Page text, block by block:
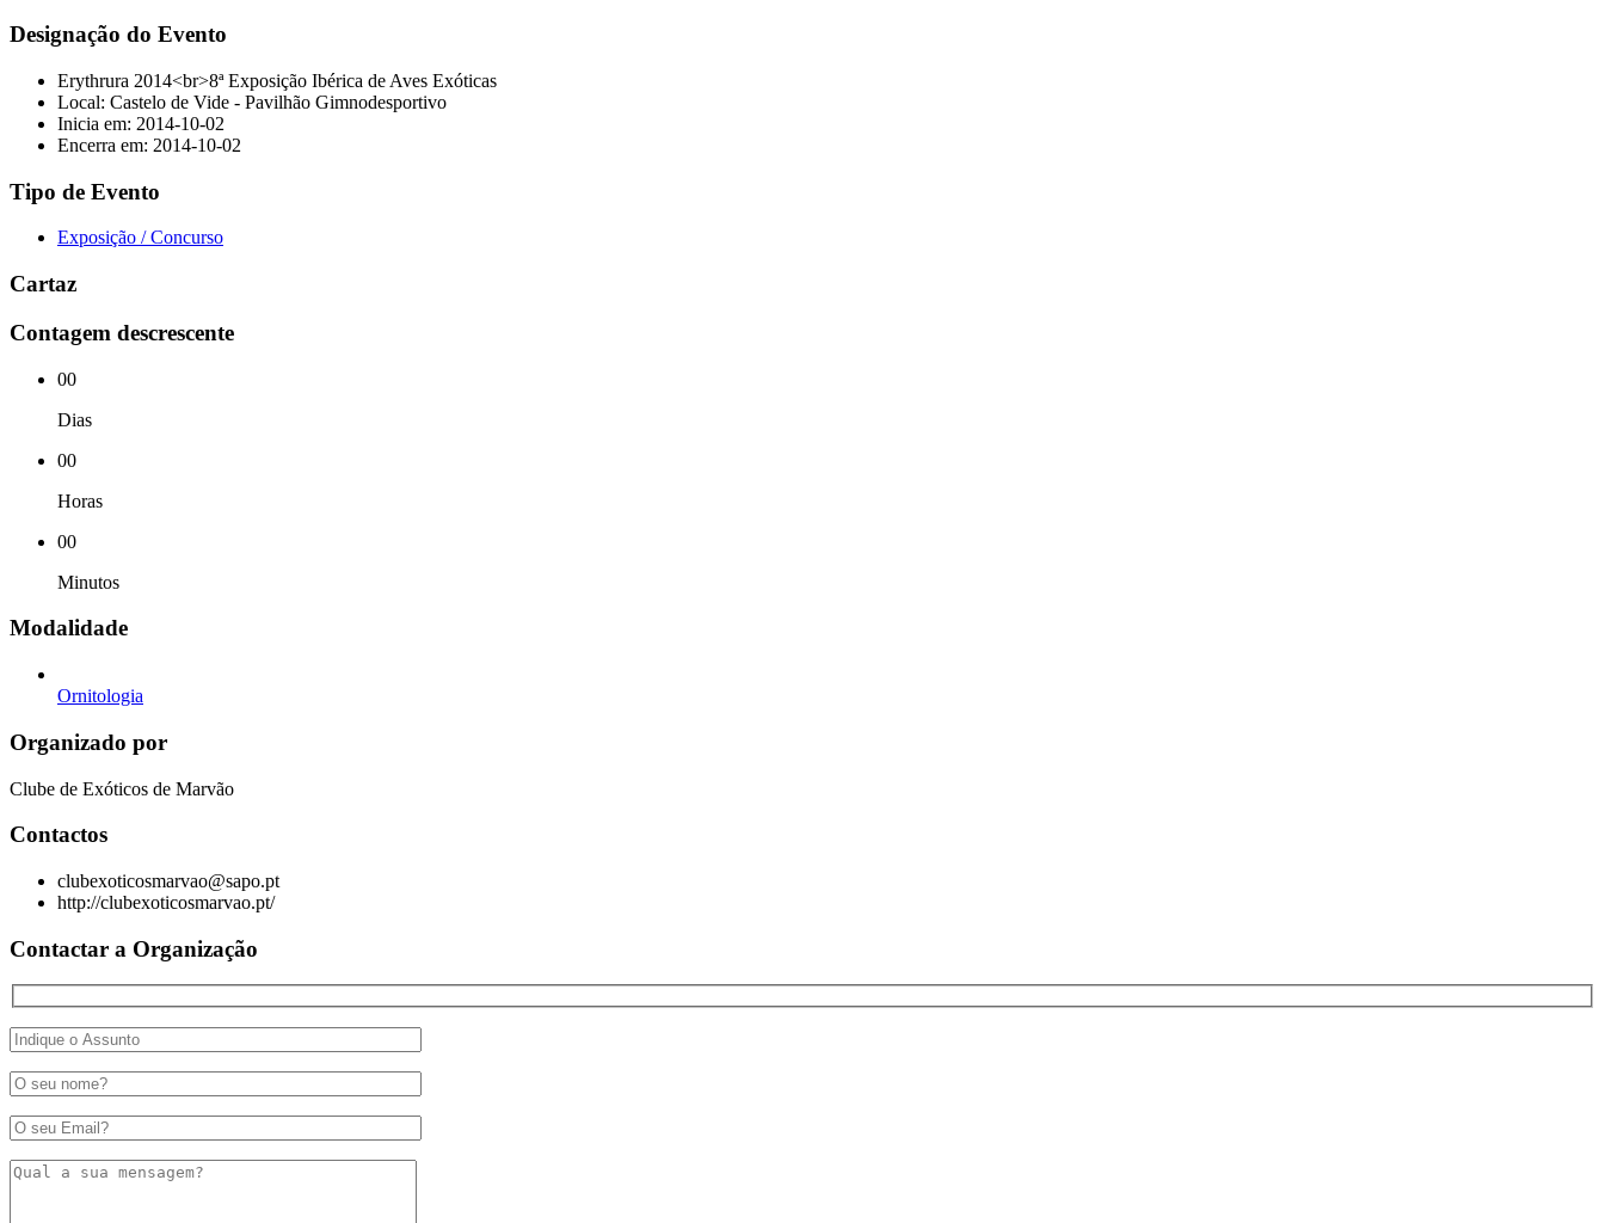
Designação do Evento
Erythrura 2014<br>8ª Exposição Ibérica de Aves Exóticas
Local: Castelo de Vide - Pavilhão Gimnodesportivo
Inicia em: 2014-10-02
Encerra em: 2014-10-02
Tipo de Evento
Exposição / Concurso
Cartaz
Contagem descrescente
00
Dias
00
Horas
00
Minutos
Modalidade
Ornitologia
Organizado por
Clube de Exóticos de Marvão
Contactos
clubexoticosmarvao@sapo.pt
http://clubexoticosmarvao.pt/
Contactar a Organização